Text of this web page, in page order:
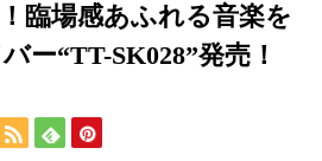
臨場感あふれる音楽を
ー“TT-SK028”発売！